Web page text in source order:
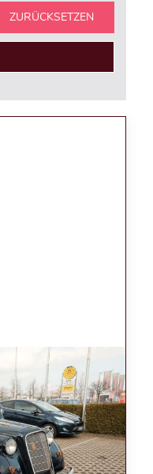
ZURÜCKSETZEN